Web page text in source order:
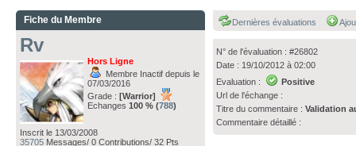
Fiche du Membre
Rv
Hors Ligne
Membre Inactif depuis le
07/03/2016
Grade : [Warrior]
Echanges 100 % (788)
Inscrit le 13/03/2008
35705 Messages/ 0 Contributions/ 32 Pts
Dernières évaluations
N° de l'évaluation : #26802
Date : 19/10/2012 à 02:00
Evaluation :
Positive
Url de l'échange :
Titre du commentaire :Validation
Commentaire détaillé :